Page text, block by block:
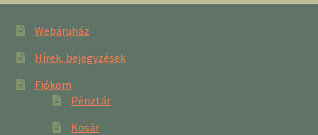
Webáruház
Hírek, bejegyzések
Fiókom
Pénztár
Kosár